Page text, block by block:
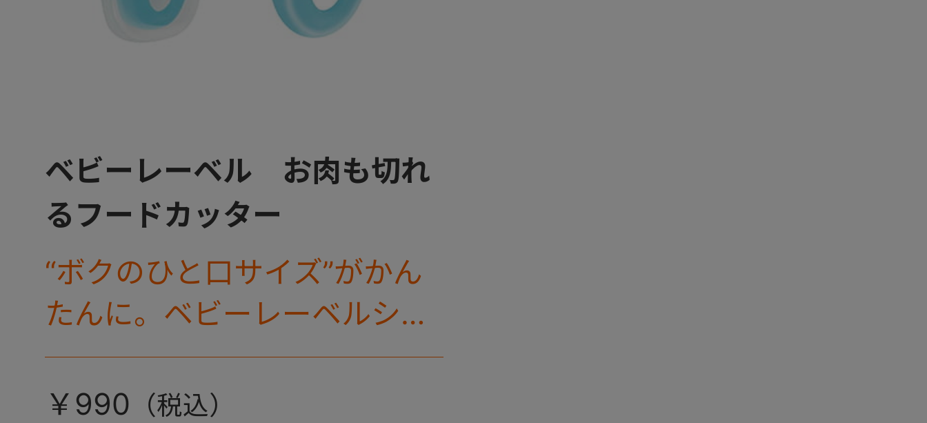
ベビーレーベル お肉も切れ
るフードカッター
“ボクのひと口サイズ”がかん
たんに。ベビーレーベルシリ
ーズからフードカッターが新
登場！
￥990